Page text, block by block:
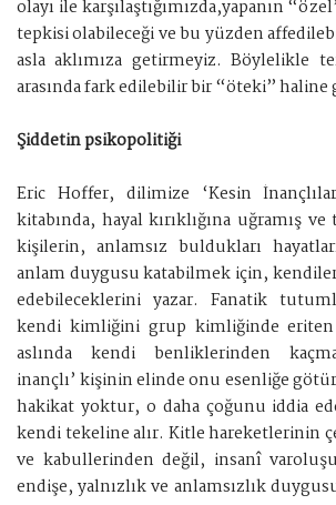
olayı ile karşılaştığımızda,yapanın
tepkisi olabileceği ve bu yüzden
asla aklımıza getirmeyiz. Böylelikle
arasında fark edilebilir bir “öteki”
Şiddetin psikopolitiği
Eric Hoffer, dilimize ‘Kesin
kitabında, hayal kırıklığına uğramış
kişilerin, anlamsız buldukları
anlam duygusu katabilmek için,
edebileceklerini yazar. Fanatik
kendi kimliğini grup kimliğinde
aslında kendi benliklerinden
inançlı’ kişinin elinde onu esenliğe
hakikat yoktur, o daha çoğunu iddia
kendi tekeline alır. Kitle hareketlerinin
ve kabullerinden değil, insanî
endişe, yalnızlık ve anlamsızlık